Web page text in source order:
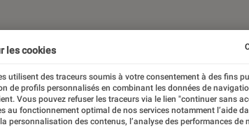
conseils Pop Culture Tech
les cookies
utilisent des traceurs soumis à votre consentement à des fins
de profils personnalisés en combinant les données de
Vous pouvez refuser les traceurs via le lien "continuer sans
au fonctionnement optimal de nos services notamment l’aide
personnalisation des contenus, l’analyse des performances de